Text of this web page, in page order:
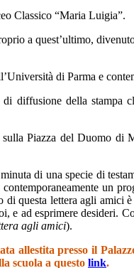
Classico “Maria Luigia”.
a quest’ultimo,
di Parma e
diffusione della stampa
Piazza del Duomo di
di una specie di
un
questa lettera agli amici
e ad esprimere desideri.
agli amici).
allestita presso il
scuola a questo link.